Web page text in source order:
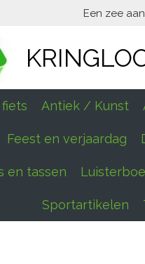
Een zee
Antiek / Kunst
Feest en verjaardag
en tassen
Sportartikelen